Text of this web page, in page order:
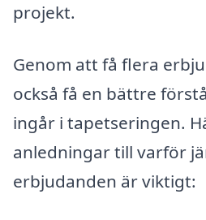
projekt.
Genom att få flera
också få en bättre
ingår i tapetseringen.
anledningar till varför
erbjudanden är viktigt: